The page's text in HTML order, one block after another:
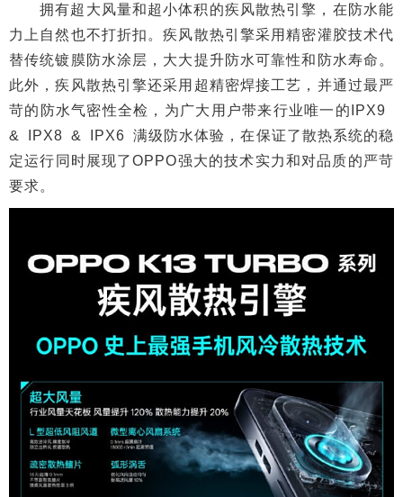
拥有超大风量和超小体积的疾风散热引擎，在防水能
力上自然也不打折扣。疾风散热引擎采用精密灌胶技术代
替传统镀膜防水涂层，大大提升防水可靠性和防水寿命。
此外，疾风散热引擎还采用超精密焊接工艺，并通过最严
苛的防水气密性全检，为广大用户带来行业唯一的IPX9
& IPX8 & IPX6 满级防水体验，在保证了散热系统的稳
定运行同时展现了OPPO强大的技术实力和对品质的严苛
要求。